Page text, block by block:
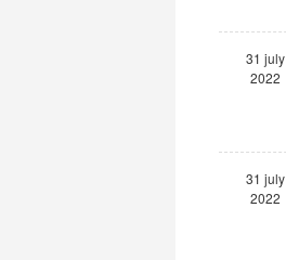
31 july
2022
31 july
2022